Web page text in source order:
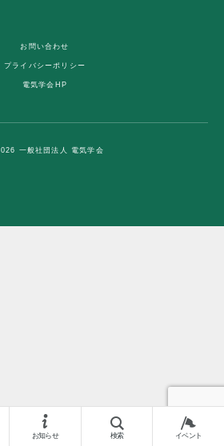
お知らせ 検索 イベント
お問い合わせ
プライバシーポリシー
電気学会HP
一般社団法人 電気学会